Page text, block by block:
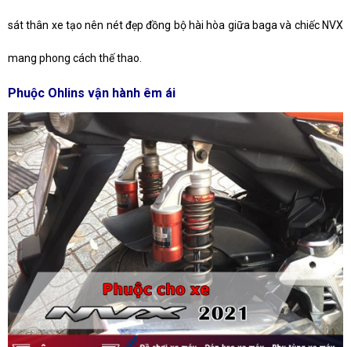
sát thân xe tạo nên nét đẹp đồng bộ hài hòa giữa baga và chiếc NVX
mang phong cách thế thao.
Phuộc Ohlins vận hành êm ái